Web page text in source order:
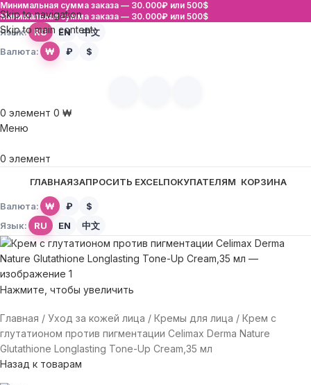
Skip to navigation
Skip to main content
Минимальная сумма заказа — 30.000₽ или 500$
Минимальная сумма заказа — 30.000₽ или 500$
Язык: RU EN
中文
Валюта:
₩ ₽ $
0 элемент 0 ₩
Меню
0 элемент
ГЛАВНАЯЗАПРОСИТЬ EXCELПОКУПАТЕЛЯМ КОРЗИНА
Валюта: ₩ ₽
$
Язык:
RU EN 中文
Нажмите, чтобы увеличить
Главная Уход за кожей лица Кремы для лица
Крем с
глутатионом против пигментации Celimax Derma Nature
Glutathione Longlasting Tone-Up Cream,35 мл
Назад к товарам